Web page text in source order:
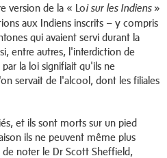
version de la « Loi sur les Indiens»
aux Indiens inscrits – y compris
qui avaient servi durant la
entre autres, l'interdiction de
la loi signifiait qu'ils ne
servait de l'alcool, dont les filiales
et ils sont morts sur un pied
ils ne peuvent même plus
noter le Dr Scott Sheffield,